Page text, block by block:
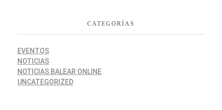
CATEGORÍAS
EVENTOS
NOTICIAS
NOTICIAS BALEAR ONLINE
UNCATEGORIZED